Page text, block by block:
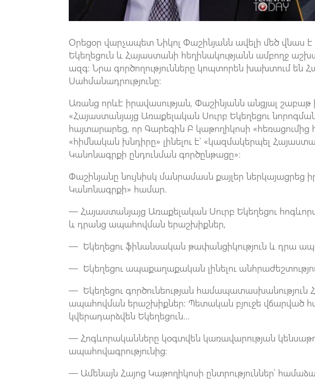
Օրեցօր վարչապետ Նիկոլ Փաշինյանն ավելի մեծ վնաս
Եկեղեցուն ​և Հայաստանի հեղինակությանն ամբողջ
ազգ։ Նրա գործողությունները կոպտորեն խախտում են
Սահմանադրությունը:
Առանց որևէ իրավասության, Փաշինյանն անցյալ շաբաթ
«Հայաստանյայց Առաքելական Սուրբ Եկեղեցու
հայտարարեց, որ Գարեգին Բ կաթողիկոսի
«հիմնական խնդիրը» լինելու է՝ «կազմակերպել
Կանոնագրքի ընդունման գործընթացը»։
Փաշինյանը նույնիսկ մանրամասն քայլեր
Կանոնագրքի» համար.
— Հայաստանյայց Առաքելական Սուրբ Եկեղեցու
և դրանց ապահովման երաշխիքներ,
— Եկեղեցու ֆինանսական թափանցիկություն և դրա
— Եկեղեցու ապաքաղաքական լինելու
— Եկեղեցու գործունեության համապատասխանություն
ապահովման երաշխիքներ։ Պետական բյուջե վճարված
կվերադարձվեն Եկեղեցուն…
— Հոգևորականները կօգտվեն կառավարության
ապահովագրությունից։
— Ամենայն Հայոց Կաթողիկոսի ընտրություններ՝